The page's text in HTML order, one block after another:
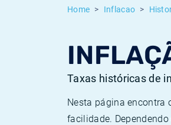
Home Inflacao
Taxas históricas de
Nesta página encontra
facilidade.
Taxas de inflação históricas